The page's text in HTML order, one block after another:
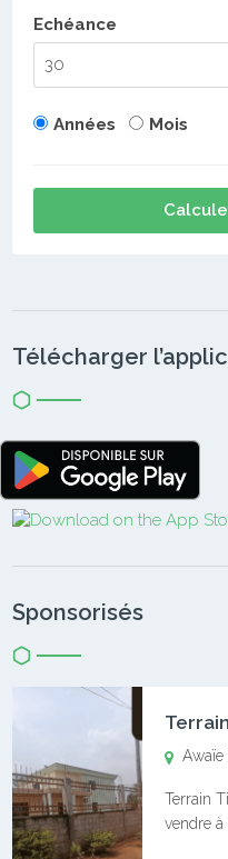
Echéance
Années Mois
Télécharger
Sponsorisés
Terrain
vendre à